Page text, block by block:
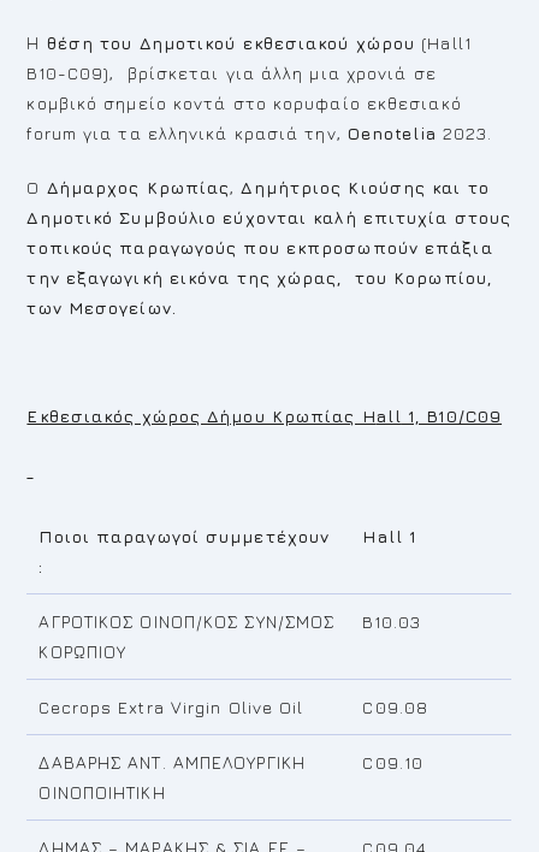
Η θέση του Δημοτικού εκθεσιακού χώρου (Hall1
B10-C09),
βρίσκεται για άλλη μια χρονιά σε
κομβικό σημείο κοντά στο κορυφαίο εκθεσιακό
forum για τα ελληνικά κρασιά την, Οenotelia 2023.
O Δήμαρχος Κρωπίας, Δημήτριος Κιούσης και το
Δημοτικό Συμβούλιο εύχονται καλή επιτυχία στους
τοπικούς παραγωγούς που εκπροσωπούν επάξια
την εξαγωγική εικόνα της χώρας, του Κορωπίου,
των Μεσογείων.
Εκθεσιακός χώρος Δήμου Κρωπίας Ηall 1, B10/C09
Ποιοι παραγωγοί συμμετέχουν
:
Ηall 1
ΑΓΡΟΤΙΚΟΣ ΟΙΝΟΠ/ΚΟΣ ΣΥΝ/ΣΜΟΣ
ΚΟΡΩΠΙΟΥ
B10.03
Cecrops Extra Virgin Olive Oil C09.08
ΔΑΒΑΡΗΣ ΑΝΤ. ΑΜΠΕΛΟΥΡΓΙΚΗ
ΟΙΝΟΠΟΙΗΤΙΚΗ
C09.10
ΔΗΜΑΣ – ΜΑΡΑΚΗΣ & ΣΙΑ ΕΕ – C09.04